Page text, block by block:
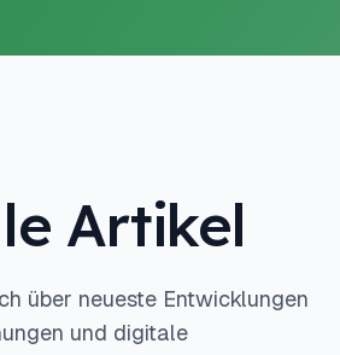
Artikel
über neueste Entwicklungen
und digitale